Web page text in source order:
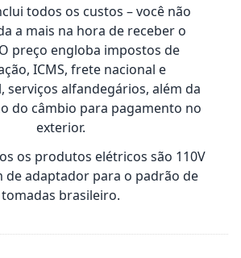
todos os custos – você não
a mais na hora de receber o
preço engloba impostos de
ICMS, frete nacional e
serviços alfandegários, além da
do câmbio para pagamento no
exterior.
os produtos elétricos são 110V
de adaptador para o padrão de
tomadas brasileiro.